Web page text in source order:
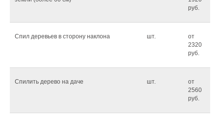
руб.
Спил деревьев в сторону наклона шт.
от
2320
руб.
Спилить дерево на даче шт.
от
2560
руб.